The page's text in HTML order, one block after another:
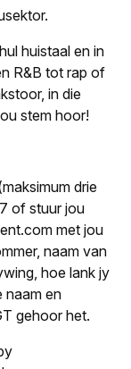
huistaal en in
R&B tot rap of
in die
stem hoor!
drie
of stuur jou
met jou
naam van
hoe lank jy
naam en
gehoor het.